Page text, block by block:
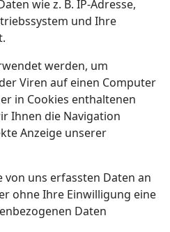
wie z. B. IP-Adresse,
und Ihre
werden, um
Viren auf einen Computer
in Cookies enthaltenen
Ihnen die Navigation
Anzeige unserer
von uns erfassten Daten an
ohne Ihre Einwilligung eine
Daten